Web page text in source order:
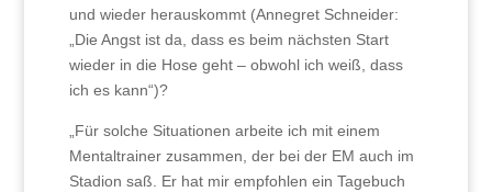
und wieder herauskommt (Annegret Schneider:
„Die Angst ist da, dass es beim nächsten Start
wieder in die Hose geht – obwohl ich weiß, dass
ich es kann“)?
„Für solche Situationen arbeite ich mit einem
Mentaltrainer zusammen, der bei der EM auch im
Stadion saß. Er hat mir empfohlen ein Tagebuch